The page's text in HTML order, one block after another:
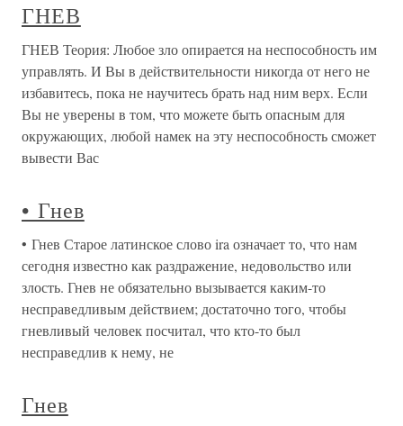
ГНЕВ
ГНЕВ Теория: Любое зло опирается на неспособность им
управлять. И Вы в действительности никогда от него не
избавитесь, пока не научитесь брать над ним верх. Если
Вы не уверены в том, что можете быть опасным для
окружающих, любой намек на эту неспособность сможет
вывести Вас
• Гнев
• Гнев Старое латинское слово ira означает то, что нам
сегодня известно как раздражение, недовольство или
злость. Гнев не обязательно вызывается каким-то
несправедливым действием; достаточно того, чтобы
гневливый человек посчитал, что кто-то был
несправедлив к нему, не
Гнев